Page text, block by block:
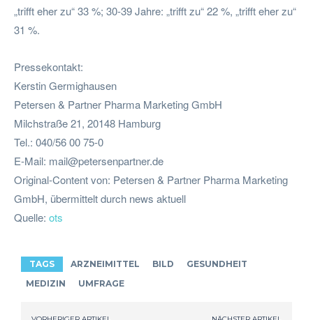
„trifft eher zu“ 33 %; 30-39 Jahre: „trifft zu“ 22 %, „trifft eher zu“
31 %.
Pressekontakt:
Kerstin Germighausen
Petersen & Partner Pharma Marketing GmbH
Milchstraße 21, 20148 Hamburg
Tel.: 040/56 00 75-0
E-Mail: mail@petersenpartner.de
Original-Content von: Petersen & Partner Pharma Marketing
GmbH, übermittelt durch news aktuell
Quelle: ots
TAGS ARZNEIMITTEL BILD
GESUNDHEIT
MEDIZIN
UMFRAGE